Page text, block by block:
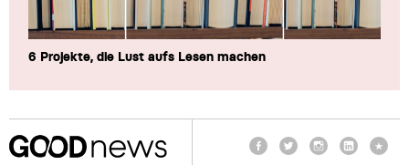
6 Projekte, die Lust aufs Lesen machen